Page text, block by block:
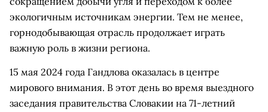
экологичным источникам энергии. Тем не менее,
горнодобывающая отрасль продолжает играть
важную роль в жизни региона.
15 мая 2024 года Гандлова оказалась в центре
мирового внимания. В этот день во время выездного
заседания правительства Словакии на 71-летний